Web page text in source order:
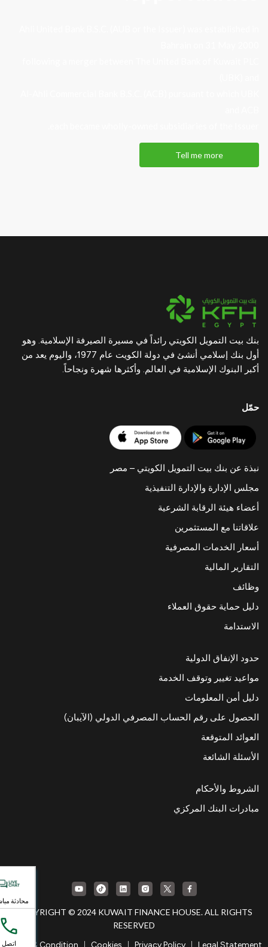
Tell me more
بنك بيت التمويل الكويتي رائداً في مسيرة الصيرفة الإسلامية. وهو
أول بنك إسلامي أنشئ في دولة الكويت عام 1977، واليوم يعد من
أكبر البنوك الإسلامية في العالم. وأكثرها شهرة ونجاحاً.
حمّل
نبذة عن بنك بيت التمويل الكويتي – مصر
مجلس الإدارة والإدارة التنفيذية
أعضاء هيئة الرقابة الشرعية
علاقاتنا مع المستثمرين
أسعار الخدمات المصرفية
التقارير المالية
وظائف
دليل حماية حقوق العملاء
الاستدامة
حدود الإنفاق الدولية
مواعيد تغيير وتوقف الخدمة
دليل أمن المعلومات
الحصول على رقم الحساب المصرفي الدولي (الآيبان)
العوائد المتوقعة
الأسئلة الشائعة
الشروط والأحكام
مبادرات البنك المركزي
COPYRIGHT © 2024 KUWAIT FINANCE HOUSE. ALL RIGHTS
RESERVED
Terms & Condition
| Cookies | Privacy Policy | Legal Statement
محادثة
اتصل